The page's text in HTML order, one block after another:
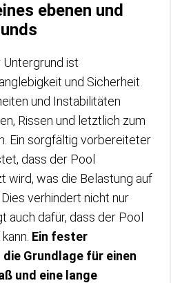
ebenen und
Untergrund ist
und Sicherheit
und Instabilitäten
Rissen und letztlich zum
Ein sorgfältig vorbereiteter
dass der Pool
wird, was die Belastung auf
verhindert nicht nur
auch dafür, dass der Pool
Ein fester
Grundlage für einen
und eine lange